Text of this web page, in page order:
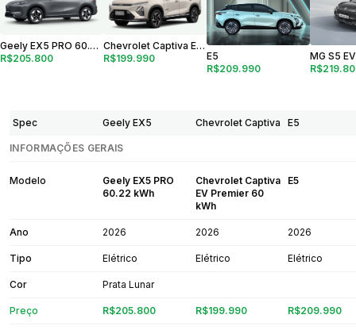
Geely EX5 PRO 60.22 kWh
R$205.800
Chevrolet Captiva EV Premier 60 kWh
R$199.990
E5
R$209.990
MG S5 EV
Spec Geely EX5 Chevrolet Captiva E5
INFORMAÇÕES GERAIS
Modelo
Geely EX5 PRO
60.22 kWh
Chevrolet Captiva
EV Premier 60
kWh
E5
Ano 2026 2026 2026
Tipo Elétrico Elétrico Elétrico
Cor Prata Lunar
Preço R$205.800 R$199.990 R$209.990